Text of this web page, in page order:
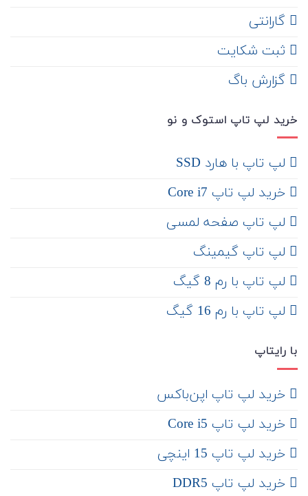
گارانتی
ثبت شکایت
‌ گزارش باگ
خرید لپ تاپ استوک و نو
لپ تاپ با هارد SSD
خرید لپ تاپ Core i7
لپ تاپ صفحه لمسی
لپ تاپ گیمینگ
لپ تاپ با رم 8 گیگ
لپ تاپ با رم 16 گیگ
با رایتاپ
‌ خرید لپ تاپ اپن‌باکس
خرید لپ تاپ Core i5
‌‌ خرید لپ تاپ 15 اینچی
خرید لپ تاپ DDR5